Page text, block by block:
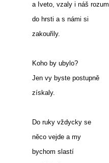
a Iveto, vzaly i náš rozum
do hrsti a s námi si
zakouřily.
Koho by ubylo?
Jen vy byste postupně
získaly.
Do ruky vždycky se
něco vejde a my
bychom slastí